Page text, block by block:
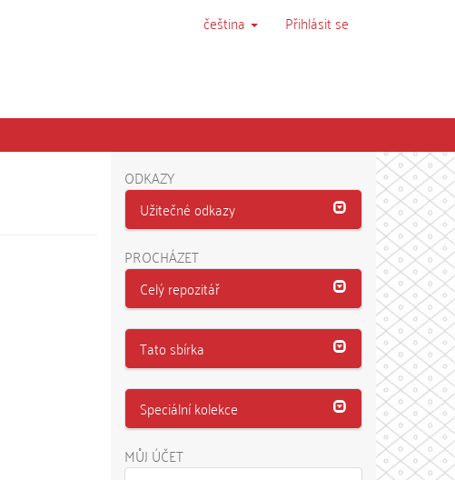
čeština Přihlásit se
ODKAZY
Užitečné odkazy
PROCHÁZET
Celý repozitář
Tato sbírka
Speciální kolekce
MŮJ ÚČET